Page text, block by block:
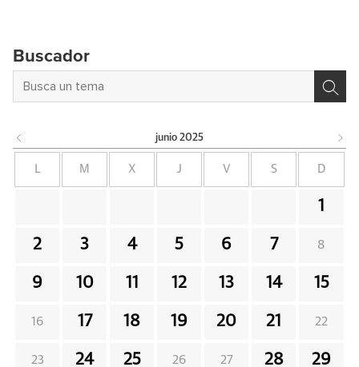
Buscador
junio 2025
L M X J V S D
1
2 3 4 5 6 7 8
9 10 11 12 13 14 15
16 17 18 19 20 21 22
23 24 25 26 27 28 29